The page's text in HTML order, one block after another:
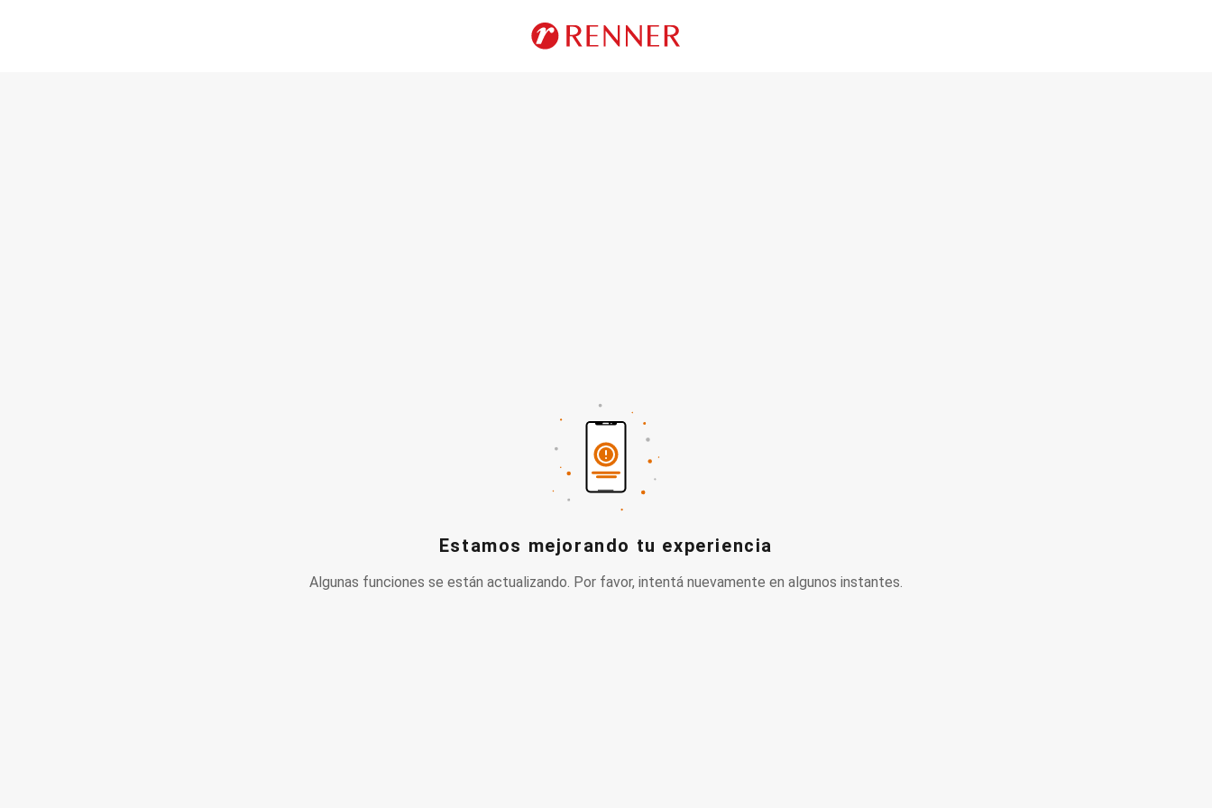
Estamos mejorando tu experiencia
Algunas funciones se están actualizando. Por favor, intentá nuevamente en algunos instantes.